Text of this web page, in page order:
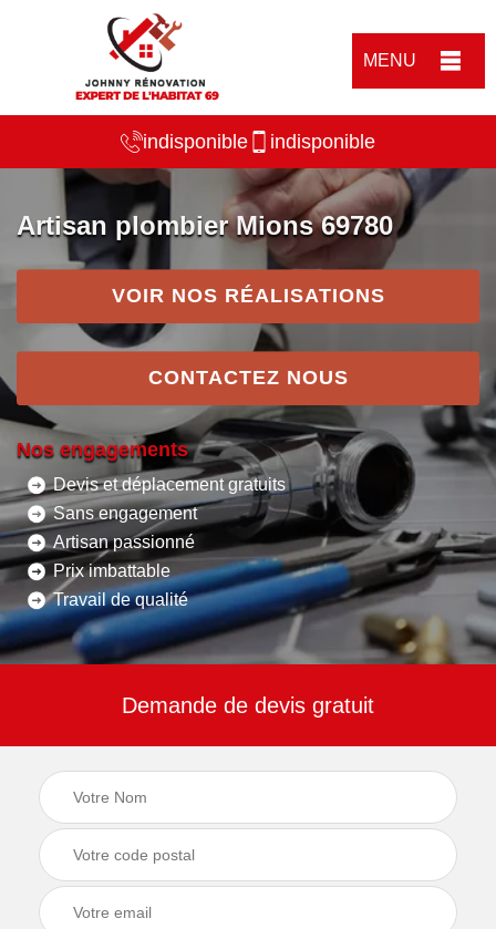
MENU
indisponible indisponible
Artisan plombier Mions 69780
VOIR NOS RÉALISATIONS
CONTACTEZ NOUS
Nos engagements
Devis et déplacement gratuits
Sans engagement
Artisan passionné
Prix imbattable
Travail de qualité
Demande de devis gratuit